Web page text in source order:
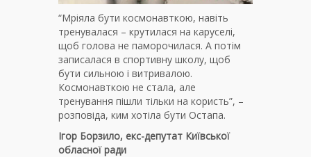
“Мріяла бути космонавткою, навіть
тренувалася – крутилася на каруселі,
щоб голова не паморочилася. А потім
записалася в спортивну школу, щоб
бути сильною і витривалою.
Космонавткою не стала, але
тренування пішли тільки на користь”, –
розповіда, ким хотіла бути Остапа.
Ігор Борзило, екс-депутат Київської
обласної ради